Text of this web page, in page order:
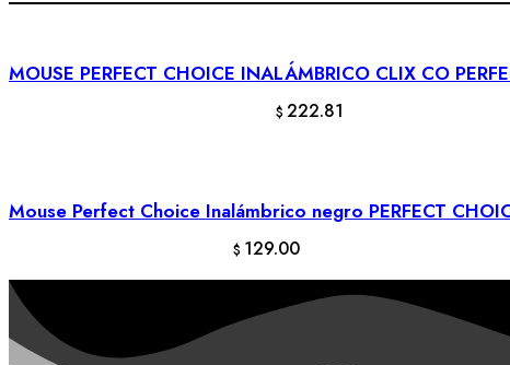
AÑADIR AL CARRITO
MOUSE PERFECT CHOICE INALÁMBRICO CLIX CO
$ 222.81
AÑADIR AL CARRITO
Mouse Perfect Choice Inalámbrico negro PERFECT
$ 129.00